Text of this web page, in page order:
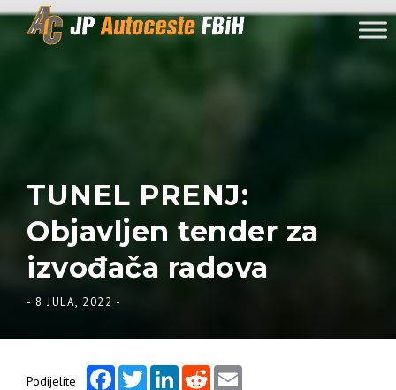
Skip to content
TUNEL PRENJ:
Objavljen tender za
izvođača radova
- 8 JULA, 2022 -
Podijelite
FacebookTwitterLinkedInReddit